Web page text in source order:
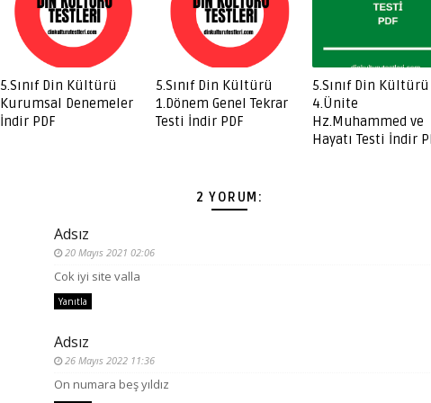
5.Sınıf Din Kültürü
Kurumsal Denemeler
İndir PDF
5.Sınıf Din Kültürü
1.Dönem Genel Tekrar
Testi İndir PDF
5.Sınıf Din Kültürü
4.Ünite
Hz.Muhammed ve
Hayatı Testi İndir
2 YORUM:
Adsız
20 Mayıs 2021 02:06
Cok iyi site valla
Yanıtla
Adsız
26 Mayıs 2022 11:36
On numara beş yıldız